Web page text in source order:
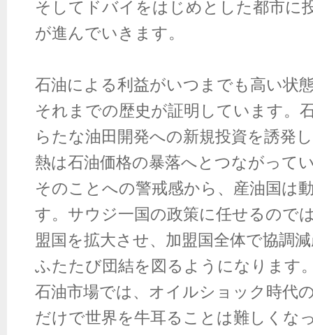
そしてドバイをはじめとした都市に
が進んでいきます。
石油による利益がいつまでも高い状
それまでの歴史が証明しています。
らたな油田開発への新規投資を誘発
熱は石油価格の暴落へとつながって
そのことへの警戒感から、産油国は
す。サウジ一国の政策に任せるので
盟国を拡大させ、加盟国全体で協調
ふたたび団結を図るようになります
石油市場では、オイルショック時代
だけで世界を牛耳ることは難しくな